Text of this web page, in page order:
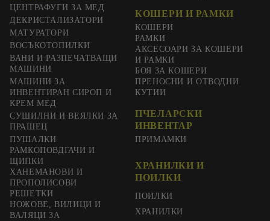
ЦЕНТРАФУГИ ЗА МЕД
ДЕКРИСТАЛИЗАТОРИ
МАТУРАТОРИ
ВОСЪКОТОПИЛКИ
ВАНИ И РАЗПЕЧАТВАЩИ
МАШИНИ
МАШИНИ ЗА
ИНВЕНТИРАН СИРОП И
КРЕМ МЕД
СУШИЛНИ И ВЕЯЛКИ ЗА
ПРАШЕЦ
КОШЕРИ И РАМКИ
КОШЕРИ
РАМКИ
АКСЕСОАРИ ЗА КОШЕРИ
И РАМКИ
БОЯ ЗА КОШЕРИ
ПРЕНОСНИ И ОТВОДНИ
КУТИИ
ПЧЕЛАРСКИ
ИНВЕНТАР
ПУШАЛКИ
РАМКОПОВДГАЧИ И
ЩИПКИ
ХАНЕМАНОВИ И
ПРОПОЛИСОВИ
РЕШЕТКИ
НОЖОВЕ, ВИЛИЦИ И
ВАЛЯЦИ ЗА
ПРИМАМКИ
ХРАНИЛКИ И
ПОИЛКИ
ПОИЛКИ
ХРАНИЛКИ